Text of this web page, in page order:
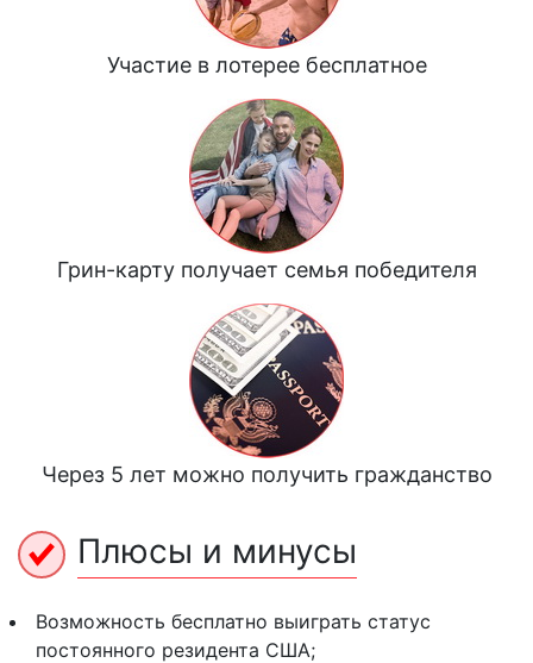
Участие в лотерее бесплатное
Грин-карту получает семья победителя
Через 5 лет можно получить гражданство
Плюсы и минусы
Возможность бесплатно выиграть статус
постоянного резидента США;